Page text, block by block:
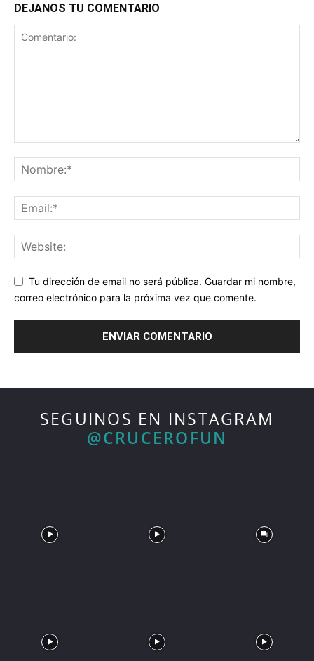
DEJANOS TU COMENTARIO
Tu dirección de email no será pública. Guardar mi nombre,
correo electrónico para la próxima vez que comente.
SEGUINOS EN INSTAGRAM
@CRUCEROFUN